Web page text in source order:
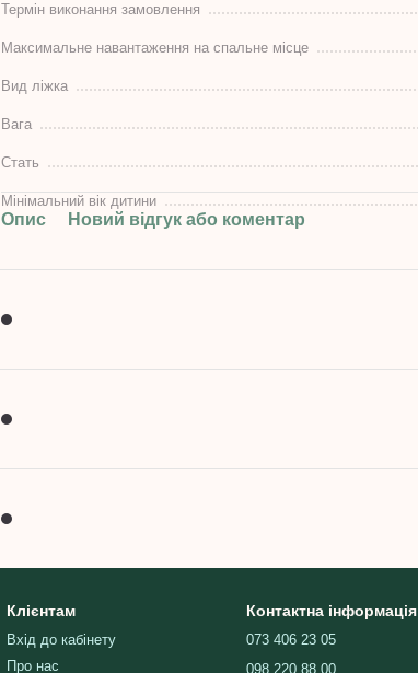
Термін виконання замовлення
Максимальне навантаження на спальне місце
Вид ліжка
Вага
Стать
Мінімальний вік дитини
Опис Новий відгук або коментар
Клієнтам
Вхід до кабінету
Про нас
Контактна інформація
073 406 23 05
098 220 88 00